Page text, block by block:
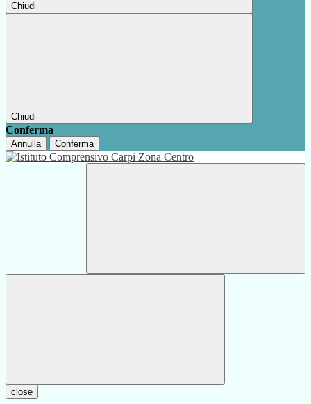
Chiudi
Chiudi
Conferma
Annulla Conferma
close